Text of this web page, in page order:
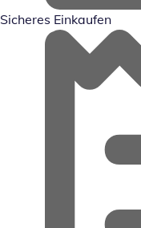
Sicheres Einkaufen